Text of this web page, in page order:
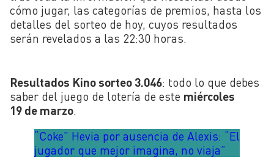
cómo jugar, las categorías de premios, hasta los
detalles del sorteo de hoy, cuyos resultados
serán revelados a las 22:30 horas.
Resultados Kino sorteo 3.046: todo lo que debes
saber del juego de lotería de este miércoles
19 de marzo.
“Coke” Hevia por ausencia de Alexis: “El
jugador que mejor imagina, no viaja”